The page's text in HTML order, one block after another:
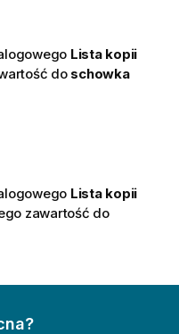
Lista kopii
do schowka
Lista kopii
zawartość do